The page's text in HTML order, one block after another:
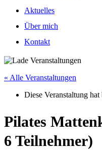
Aktuelles
Über mich
Kontakt
« Alle Veranstaltungen
Diese Veranstaltung hat
Pilates
6 Teilnehmer)